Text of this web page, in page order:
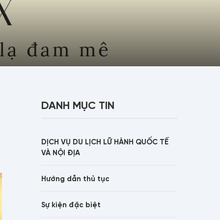
DANH MỤC TIN
DỊCH VỤ DU LỊCH LỮ HÀNH QUỐC TẾ
VÀ NỘI ĐỊA
Hướng dẫn thủ tục
Sự kiện đặc biệt